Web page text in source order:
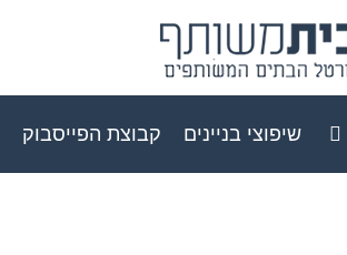
שיפוצי בניינים קבוצת הפייסבוק